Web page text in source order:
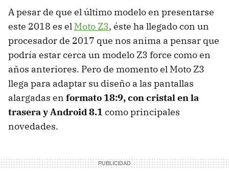
A pesar de que el último modelo en presentarse
este 2018 es el Moto Z3, éste ha llegado con un
procesador de 2017 que nos anima a pensar que
podría estar cerca un modelo Z3 force como en
años anteriores. Pero de momento el Moto Z3
llega para adaptar su diseño a las pantallas
alargadas en formato 18:9, con cristal en la
trasera y Android 8.1 como principales
novedades.